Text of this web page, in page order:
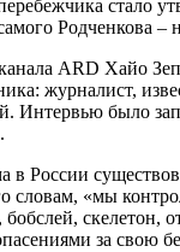
стало
Родченкова
ARD Хайо
журналист,
Интервью было
России
словам, «мы
скелетон,
за свою